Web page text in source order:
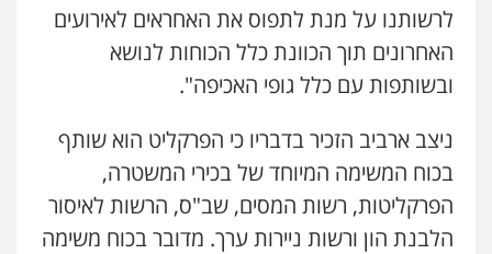
לרשותנו על מנת לתפוס את האחראים לאירועים
האחרונים תוך הכוונת כלל הכוחות לנושא
ובשותפות עם כלל גופי האכיפה".
ניצב ארביב הזכיר בדבריו כי הפרקליט הוא שותף
בכוח המשימה המיוחד של בכירי המשטרה,
הפרקליטות, רשות המסים, שב"ס, הרשות לאיסור
הלבנת הון ורשות ניירות ערך. מדובר בכוח משימה